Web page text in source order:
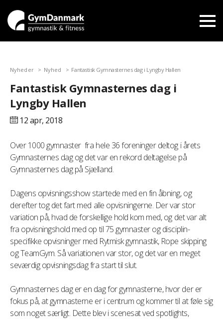
Nyheder Nyhed Fantastisk Gymnasternes dag i Lyngby Hallen
Fantastisk Gymnasternes dag i
Lyngby Hallen
12 apr, 2018
Over 1000 gymnaster fra hele 36 foreninger deltog i årets
Gymnasternes dag og det var en rekord deltagelse på
Gymnasternes dag på Sjælland.
Dagens opvisningsshow startede med en fin åbning, og
derefter tog det fart med alle opvisningerne. Der var stor
variation på, hvad de forskellige hold kom med, og det var alt
fra opvisningshold med op til 75 gymnaster og disciplin-
specifikke opvisninger med Rytmisk gymnastik, Rope skipping
og TeamGym. Så variationen var stor, og det var en meget
seværdig opvisningsdag fra start til slut.
Gymnasternes dag er en dag for gymnasterne, hvor der er
fokus på, at gymnasterne er i centrum og kommer til at føle sig
som noget særligt. Dette blev i scenesat ved spotlights,